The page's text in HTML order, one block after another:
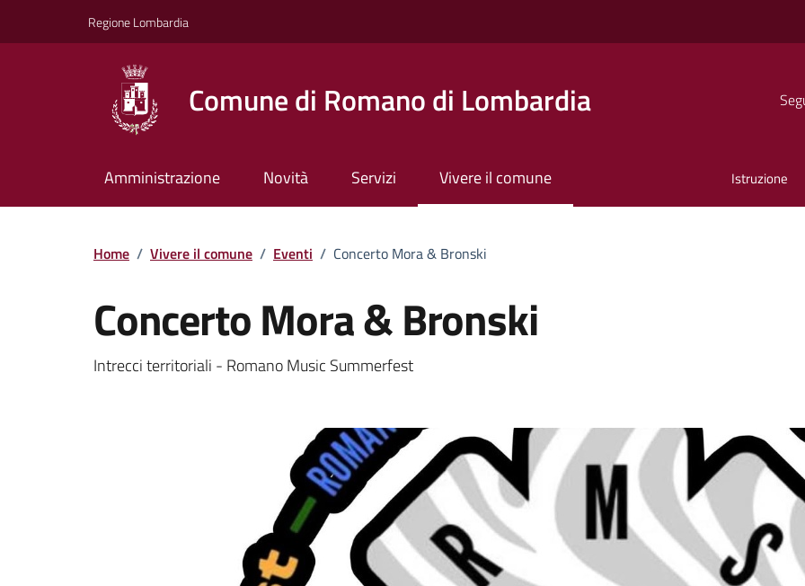
Regione Lombardia
Comune di Romano di Lombardia
Amministrazione Novità Servizi Vivere il comune Istruzione
Home / Vivere il comune / Eventi / Concerto Mora & Bronski
Concerto Mora & Bronski
Dettagli della notizia
Intrecci territoriali - Romano Music Summerfest